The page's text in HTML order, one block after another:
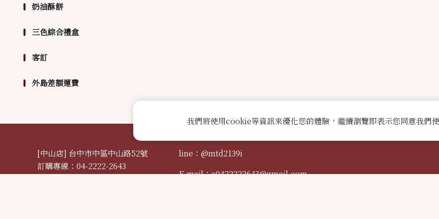
奶油酥餅
三色綜合禮盒
客訂
外島差額運費
[中山店] 台中市中區中山路52號
訂購專線：04-2222-2643
line：@mtd2139i
E-mail：a0422222643@gmail.com
我們將使用cookie等資訊來優化您的體驗，繼續瀏覽即表示您同意我們